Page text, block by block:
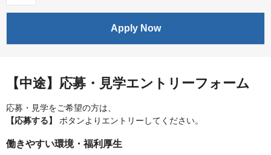
Apply Now
【中途】応募・見学エントリーフォーム
応募・見学をご希望の方は、
【応募する】
ボタンよりエントリーしてください。
働きやすい環境・福利厚生